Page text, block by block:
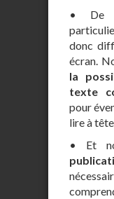
• De
donc
écran.
la
texte
pour
lire à
• Et